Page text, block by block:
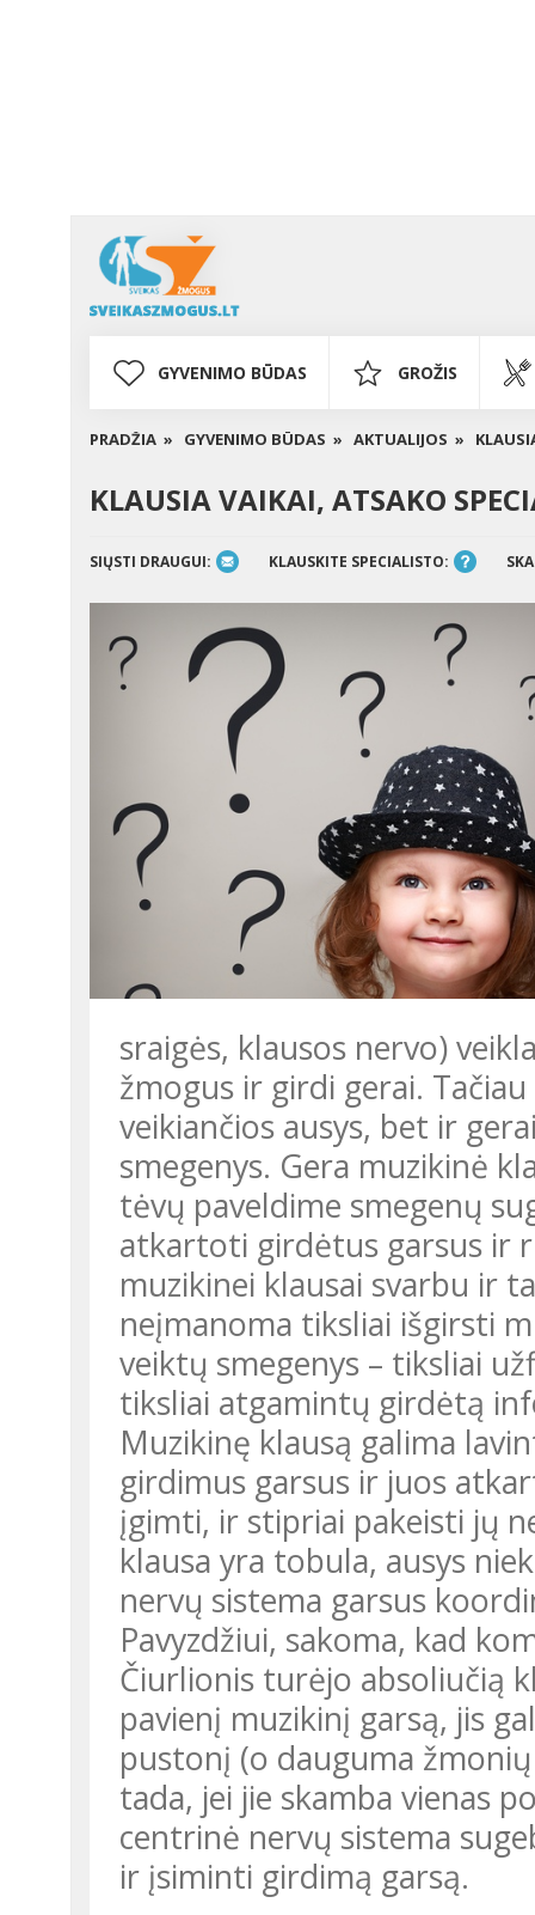
GYVENIMO BŪDAS GROŽIS
PRADŽIA » GYVENIMO BŪDAS » AKTUALIJOS »
KLAUSIA VAIKAI, ATSAKO
SIŲSTI DRAUGUI: KLAUSKITE SPECIALISTO:
sraigės, klausos nervo)
žmogus ir girdi gerai.
veikiančios ausys, bet ir
smegenys. Gera muzikinė
tėvų paveldime smegenų
atkartoti girdėtus garsus ir
muzikinei klausai svarbu ir
neįmanoma tiksliai išgirsti
veiktų smegenys – tiksliai
tiksliai atgamintų girdėtą
Muzikinę klausą galima
girdimus garsus ir juos
įgimti, ir stipriai pakeisti jų
klausa yra tobula, ausys
nervų sistema garsus
Pavyzdžiui, sakoma, kad
Čiurlionis turėjo absoliučią
pavienį muzikinį garsą, jis
pustonį (o dauguma
tada, jei jie skamba vienas
centrinė nervų sistema
ir įsiminti girdimą garsą.